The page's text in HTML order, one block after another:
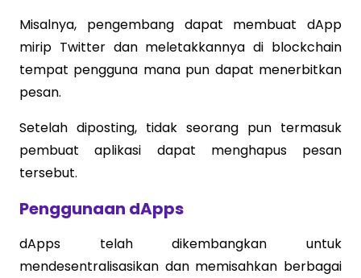
Misalnya, pengembang dapat membuat dApp
mirip Twitter dan meletakkannya di blockchain
tempat pengguna mana pun dapat menerbitkan
pesan.
Setelah diposting, tidak seorang pun termasuk
pembuat aplikasi dapat menghapus pesan
tersebut.
Penggunaan dApps
dApps telah dikembangkan untuk
mendesentralisasikan dan memisahkan berbagai